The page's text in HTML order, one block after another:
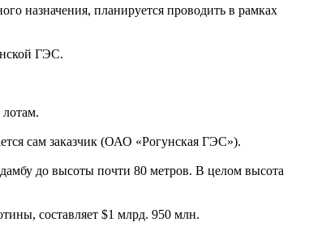
назначения, планируется проводить в рамках
ГЭС.
сам заказчик (ОАО «Рогунская ГЭС»).
до высоты почти 80 метров. В целом высота
составляет $1 млрд. 950 млн.